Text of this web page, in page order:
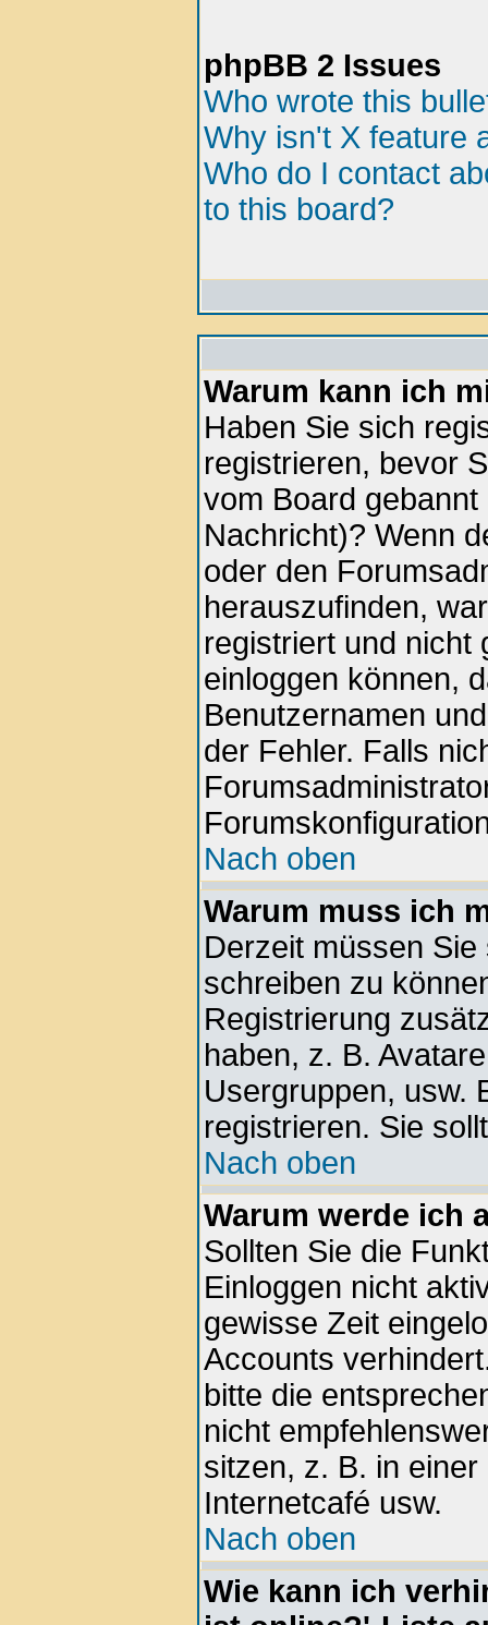
phpBB 2 Issues
Who wrote this
Why isn't X feature
Who do I contact
to this board?
Warum kann ich
Haben Sie sich
registrieren, bevor
vom Board
Nachricht)? Wenn
oder den
herauszufinden,
registriert und nicht
einloggen können,
Benutzernamen
der Fehler. Falls
Nach oben
Warum muss ich
Derzeit müssen
schreiben zu
Registrierung
haben, z. B.
Usergruppen, usw.
registrieren. Sie
Nach oben
Warum werde ich
Sollten Sie die
Einloggen nicht
gewisse Zeit
Accounts
bitte die
nicht
sitzen, z. B. in
Internetcafé usw.
Nach oben
Wie kann ich